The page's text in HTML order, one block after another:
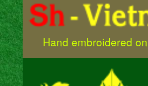
Hand embroidered